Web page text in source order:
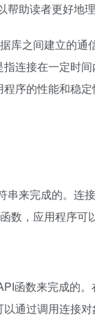
助读者更好地
库之间建立的
连接在一定时
序的性能和稳定
来完成的。连
数，应用程序可
函数来完成的
通过调用连接对